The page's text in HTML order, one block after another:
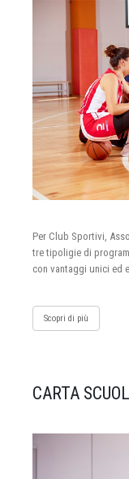
Per Club Sportivi,
tre tipoligie di
con vantaggi unici ed
Scopri di più
CARTA